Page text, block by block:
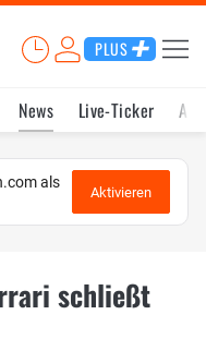
PLUS
News Live-Ticker
als
Aktivieren
schließt